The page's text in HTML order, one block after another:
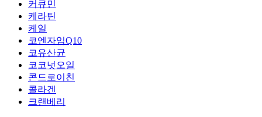
커큐민
케라틴
케일
코엔자임Q10
코유산균
코코넛오일
콘드로이친
콜라겐
크랜베리